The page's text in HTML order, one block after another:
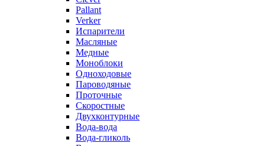
Pallant
Verker
Испарители
Масляные
Медные
Моноблоки
Одноходовые
Пароводяные
Проточные
Скоростные
Двухконтурные
Вода-вода
Вода-гликоль